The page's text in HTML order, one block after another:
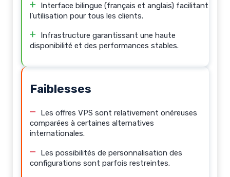
Interface bilingue (français et anglais) facilitant
l’utilisation pour tous les clients.
Infrastructure garantissant une haute
disponibilité et des performances stables.
Faiblesses
Les offres VPS sont relativement onéreuses
comparées à certaines alternatives
internationales.
Les possibilités de personnalisation des
configurations sont parfois restreintes.